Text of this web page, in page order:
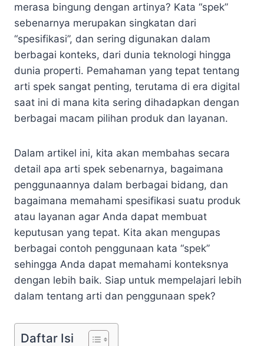
merasa bingung dengan artinya? Kata “spek”
sebenarnya merupakan singkatan dari
“spesifikasi”, dan sering digunakan dalam
berbagai konteks, dari dunia teknologi hingga
dunia properti. Pemahaman yang tepat tentang
arti spek sangat penting, terutama di era digital
saat ini di mana kita sering dihadapkan dengan
berbagai macam pilihan produk dan layanan.
Dalam artikel ini, kita akan membahas secara
detail apa arti spek sebenarnya, bagaimana
penggunaannya dalam berbagai bidang, dan
bagaimana memahami spesifikasi suatu produk
atau layanan agar Anda dapat membuat
keputusan yang tepat. Kita akan mengupas
berbagai contoh penggunaan kata “spek”
sehingga Anda dapat memahami konteksnya
dengan lebih baik. Siap untuk mempelajari lebih
dalam tentang arti dan penggunaan spek?
Daftar Isi